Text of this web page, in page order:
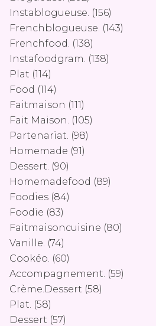
Instablogueuse. (156)
Frenchblogueuse. (143)
Frenchfood. (138)
Instafoodgram. (138)
Plat (114)
Food (114)
Faitmaison (111)
Fait Maison. (105)
Partenariat. (98)
Homemade (91)
Dessert. (90)
Homemadefood (89)
Foodies (84)
Foodie (83)
Faitmaisoncuisine (80)
Vanille. (74)
Cookéo. (60)
Accompagnement. (59)
Crème.dessert (58)
Plat. (58)
Dessert (57)